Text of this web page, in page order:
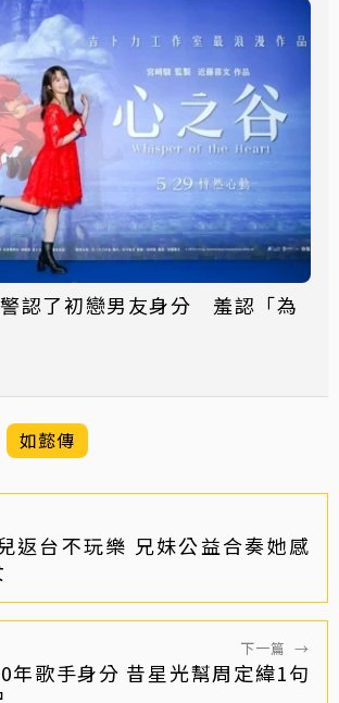
認了初戀男友身分 羞認「為
如懿傳
返台不玩樂 兄妹公益合奏她感
下一篇 →
年歌手身分 昔星光幫周定緯1句